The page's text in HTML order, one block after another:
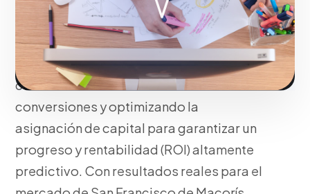
matemáticas. Extraemos insights
accionables del comportamiento web y
de las campañas activas, identificando
cuellos de botella en los embudos de
conversiones y optimizando la
asignación de capital para garantizar un
progreso y rentabilidad (ROI) altamente
predictivo. Con resultados reales para el